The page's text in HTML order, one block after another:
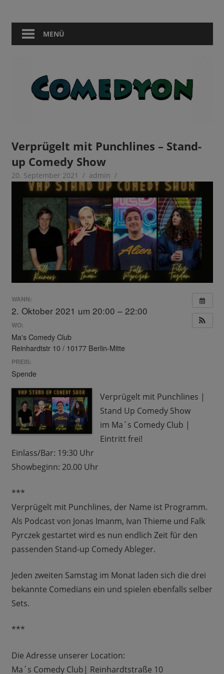
springen
Comedyon
Berlin
MENÜ
Verprügelt mit Punchlines – Stand-
up Comedy Show
20. September 2021 admin
WANN:
2. Oktober 2021 um 20:00 – 22:00
WO:
Ma's Comedy Club
Reinhardtstr 10 / 10177 Berlin-Mitte
PREIS:
Spende
Verprügelt mit Punchlines |
Stand Up Comedy Show
im Ma´s Comedy Club |
Eintritt frei!
Einlass/Bar: 19:30 Uhr
Showbeginn: 20.00 Uhr
***
Verprügelt mit Punchlines, der Name ist Programm.
Als Podcast von Jonas Imanm, Ivan Thieme und Falk
Pyrczek gestartet wird es nun endlich Zeit für den
passenden Stand-up Comedy Ableger.
Jeden zweiten Samstag im Monat laden sich die drei
bekannte Comedians ein und spielen ebenfalls selber
Sets.
***
Die Adresse unserer Location:
Ma´s Comedy Club| Reinhardtstraße 10